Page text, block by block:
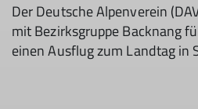
Der Deutsche Alpenverein
mit Bezirksgruppe Backnang
einen Ausflug zum Landtag in